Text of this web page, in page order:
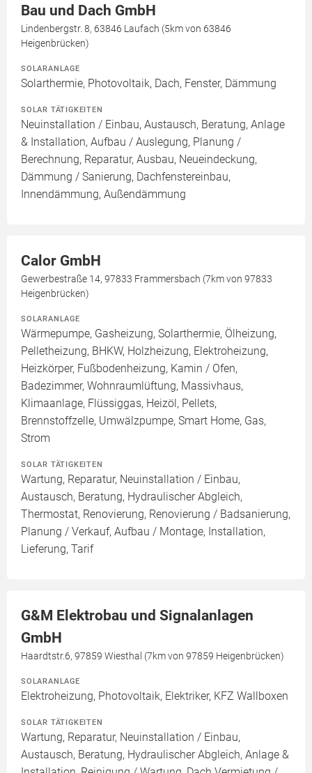
Bau und Dach GmbH
Lindenbergstr. 8, 63846 Laufach (5km von 63846
Heigenbrücken)
SOLARANLAGE
Solarthermie, Photovoltaik, Dach, Fenster, Dämmung
SOLAR TÄTIGKEITEN
Neuinstallation / Einbau, Austausch, Beratung, Anlage
& Installation, Aufbau / Auslegung, Planung /
Berechnung, Reparatur, Ausbau, Neueindeckung,
Dämmung / Sanierung, Dachfenstereinbau,
Innendämmung, Außendämmung
Calor GmbH
Gewerbestraße 14, 97833 Frammersbach (7km von 97833
Heigenbrücken)
SOLARANLAGE
Wärmepumpe, Gasheizung, Solarthermie, Ölheizung,
Pelletheizung, BHKW, Holzheizung, Elektroheizung,
Heizkörper, Fußbodenheizung, Kamin / Ofen,
Badezimmer, Wohnraumlüftung, Massivhaus,
Klimaanlage, Flüssiggas, Heizöl, Pellets,
Brennstoffzelle, Umwälzpumpe, Smart Home, Gas,
Strom
SOLAR TÄTIGKEITEN
Wartung, Reparatur, Neuinstallation / Einbau,
Austausch, Beratung, Hydraulischer Abgleich,
Thermostat, Renovierung, Renovierung / Badsanierung,
Planung / Verkauf, Aufbau / Montage, Installation,
Lieferung, Tarif
G&M Elektrobau und Signalanlagen
GmbH
Haardtstr.6, 97859 Wiesthal (7km von 97859 Heigenbrücken)
SOLARANLAGE
Elektroheizung, Photovoltaik, Elektriker, KFZ Wallboxen
SOLAR TÄTIGKEITEN
Wartung, Reparatur, Neuinstallation / Einbau,
Austausch, Beratung, Hydraulischer Abgleich, Anlage &